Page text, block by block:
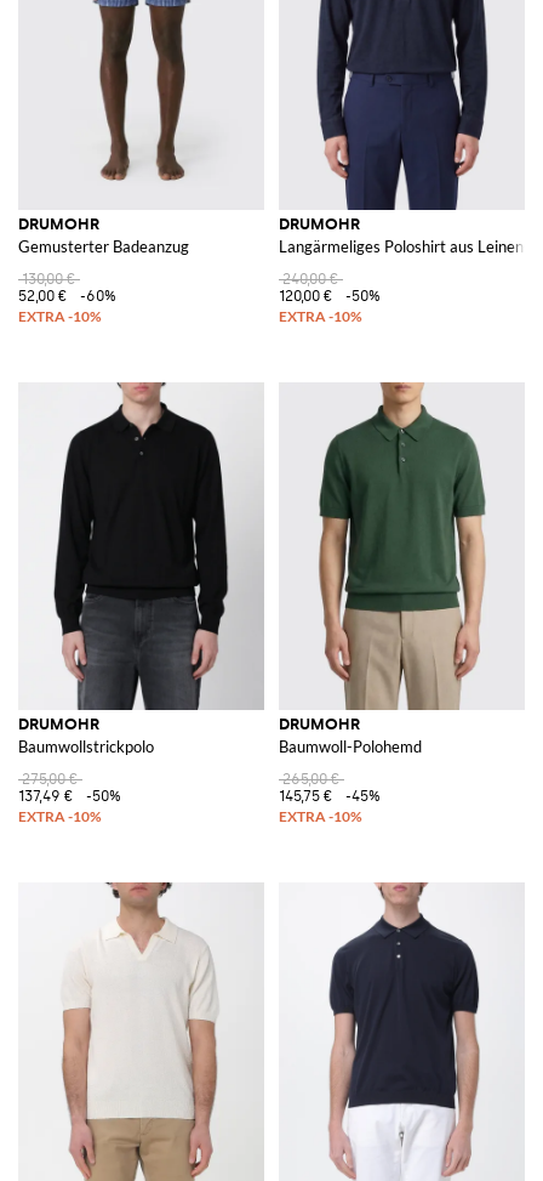
DRUMOHR
Gemusterter Badeanzug
130,00 €
52,00 €
-60%
DRUMOHR
Langärmeliges Poloshirt aus Leinen-
240,00 €
120,00 €
-50%
DRUMOHR
Baumwollstrickpolo
275,00 €
137,49 €
-50%
DRUMOHR
Baumwoll-Polohemd
265,00 €
145,75 €
-45%